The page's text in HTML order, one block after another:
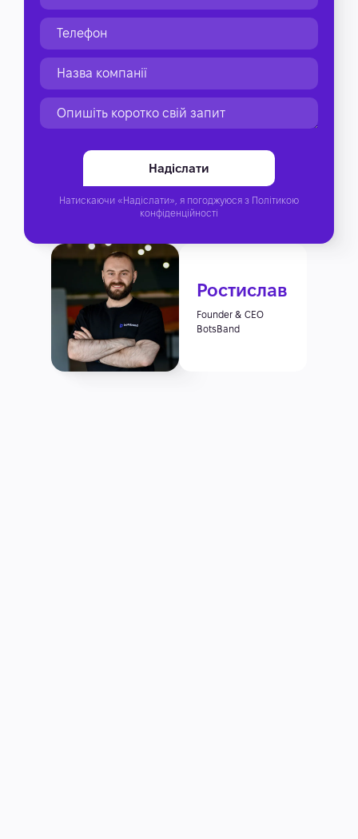
Ростислав
Founder & CEO
BotsBand
Натискаючи «Надіслати», я погоджуюся з Політикою
конфіденційності